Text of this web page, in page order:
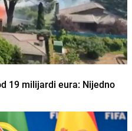
19 milijardi eura: Nijedno